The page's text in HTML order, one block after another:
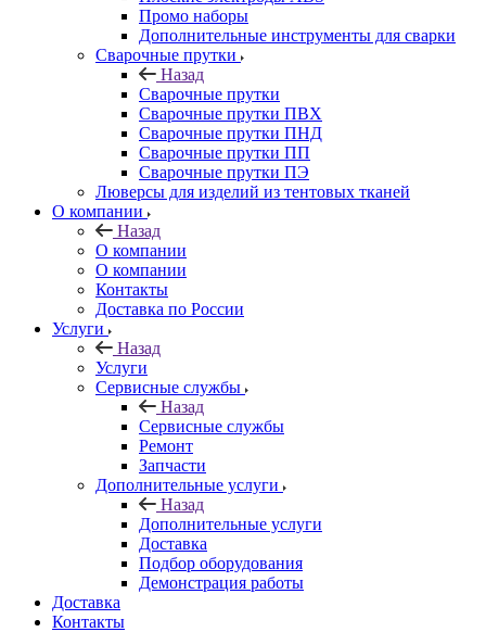
Промо наборы
Дополнительные инструменты для сварки
Сварочные прутки
Назад
Сварочные прутки
Сварочные прутки ПВХ
Сварочные прутки ПНД
Сварочные прутки ПП
Сварочные прутки ПЭ
Люверсы для изделий из тентовых тканей
О компании
Назад
О компании
О компании
Контакты
Доставка по России
Услуги
Назад
Услуги
Сервисные службы
Назад
Сервисные службы
Ремонт
Запчасти
Дополнительные услуги
Назад
Дополнительные услуги
Доставка
Подбор оборудования
Демонстрация работы
Доставка
Контакты